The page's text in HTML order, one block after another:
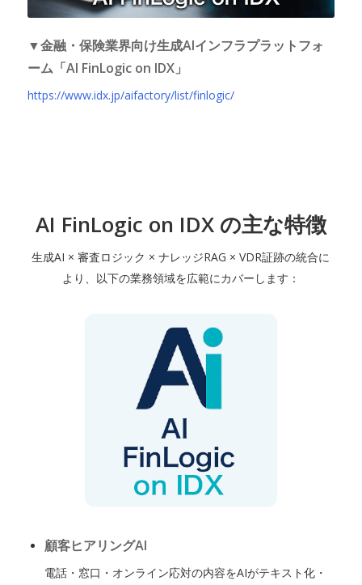
▼金融・保険業界向け生成AIインフラプラットフォ
ーム「AI FinLogic on IDX」
https://www.idx.jp/aifactory/list/finlogic/
AI FinLogic on IDX の主な特徴
生成AI × 審査ロジック × ナレッジRAG × VDR証跡の統合に
より、以下の業務領域を広範にカバーします：
顧客ヒアリングAI
電話・窓口・オンライン応対の内容をAIがテキスト化・